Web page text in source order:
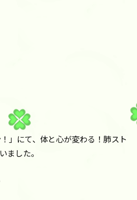
」にて、体と心が変わる！肺スト
ました。